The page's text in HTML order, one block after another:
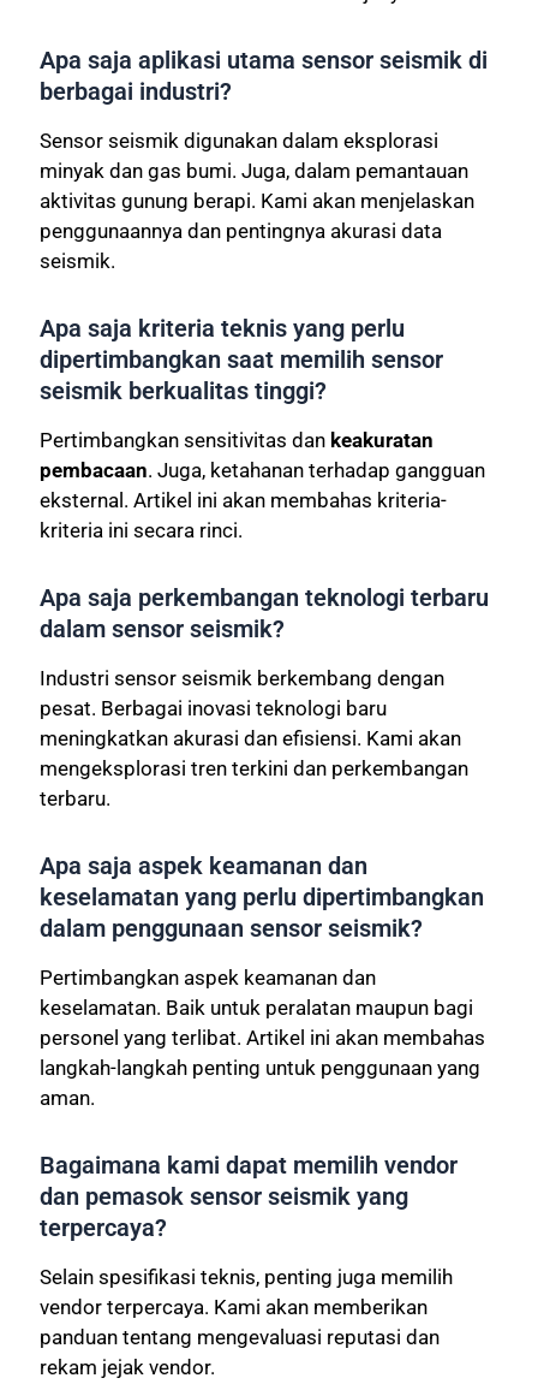
Apa saja aplikasi utama sensor seismik di
berbagai industri?
Sensor seismik digunakan dalam eksplorasi
minyak dan gas bumi. Juga, dalam pemantauan
aktivitas gunung berapi. Kami akan menjelaskan
penggunaannya dan pentingnya akurasi data
seismik.
Apa saja kriteria teknis yang perlu
dipertimbangkan saat memilih sensor
seismik berkualitas tinggi?
Pertimbangkan sensitivitas dan keakuratan
pembacaan. Juga, ketahanan terhadap gangguan
eksternal. Artikel ini akan membahas kriteria-
kriteria ini secara rinci.
Apa saja perkembangan teknologi terbaru
dalam sensor seismik?
Industri sensor seismik berkembang dengan
pesat. Berbagai inovasi teknologi baru
meningkatkan akurasi dan efisiensi. Kami akan
mengeksplorasi tren terkini dan perkembangan
terbaru.
Apa saja aspek keamanan dan
keselamatan yang perlu dipertimbangkan
dalam penggunaan sensor seismik?
Pertimbangkan aspek keamanan dan
keselamatan. Baik untuk peralatan maupun bagi
personel yang terlibat. Artikel ini akan membahas
langkah-langkah penting untuk penggunaan yang
aman.
Bagaimana kami dapat memilih vendor
dan pemasok sensor seismik yang
terpercaya?
Selain spesifikasi teknis, penting juga memilih
vendor terpercaya. Kami akan memberikan
panduan tentang mengevaluasi reputasi dan
rekam jejak vendor.